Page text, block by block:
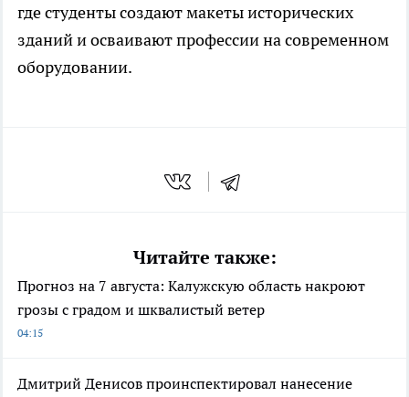
где студенты создают макеты исторических
зданий и осваивают профессии на современном
оборудовании.
Читайте также:
Прогноз на 7 августа: Калужскую область накроют
грозы с градом и шквалистый ветер
04:15
Дмитрий Денисов проинспектировал нанесение